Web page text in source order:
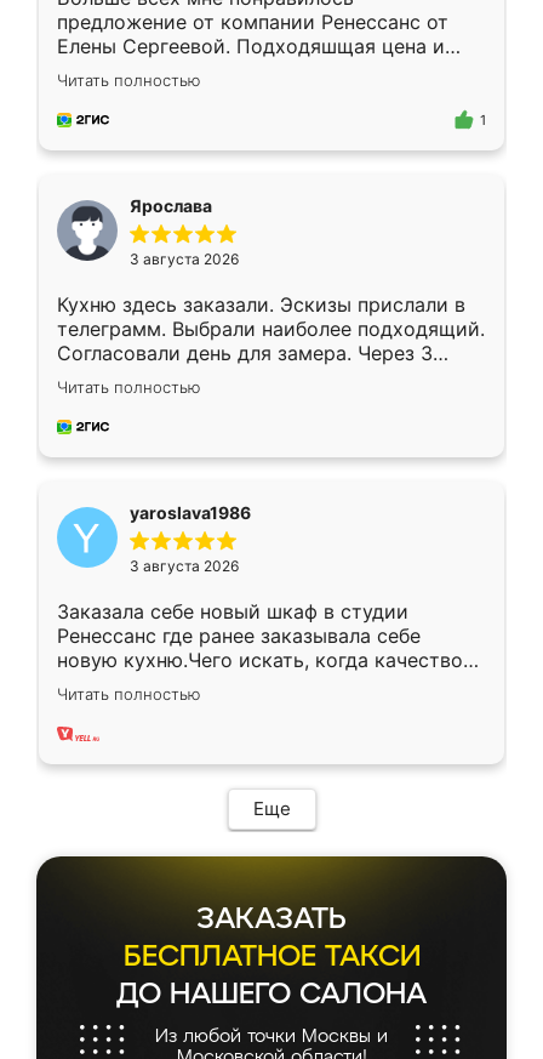
предложение от компании Ренессанс от
Елены Сергеевой. Подходяшщая цена и
короткие сроки изготовления. Приехавший
для замера сотрудник Владислав
предложил по моему эскизу самый
Читать полностью
1
Ярослава
3 августа 2026
Кухню здесь заказали. Эскизы прислали в
телеграмм. Выбрали наиболее подходящий.
Согласовали день для замера. Через 3
недели кухня была уже готова. Остались
довольны работой. Спасибо Ренессанс
мебель за качественную работу!
Читать полностью
yaroslava1986
3 августа 2026
Заказала себе новый шкаф в студии
Ренессанс где ранее заказывала себе
новую кухню.Чего искать, когда качеством
вполне довольна. Служит кухня уже почти
два года, нареканий нет.
Читать полностью
Еще
ЗАКАЗАТЬ
БЕСПЛАТНОЕ ТАКСИ
ДО НАШЕГО САЛОНА
Из любой точки Москвы и